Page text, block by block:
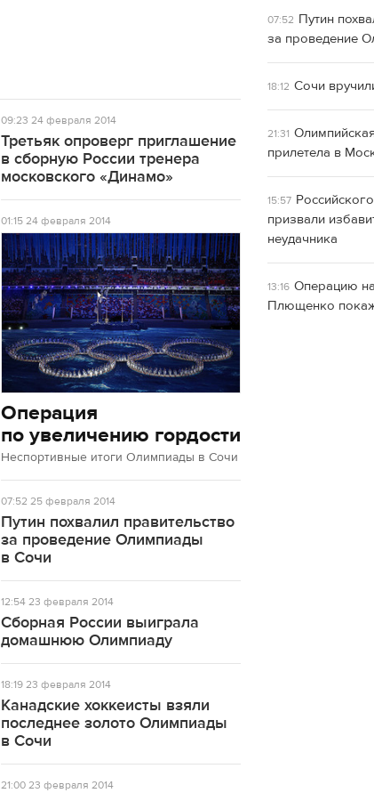
09:23 24 февраля 2014
Третьяк опроверг приглашение
в сборную России тренера
московского «Динамо»
01:1524 февраля 2014
Операция
по увеличению гордости
Неспортивные итоги Олимпиады в Сочи
07:52 25 февраля 2014
Путин похвалил правительство
за проведение Олимпиады
в Сочи
12:5423 февраля 2014
Сборная России выиграла
домашнюю Олимпиаду
18:1923 февраля 2014
Канадские хоккеисты взяли
последнее золото Олимпиады
в Сочи
21:0023 февраля 2014
07:52 Путин
за проведение
18:12 Сочи
21:31
прилетела в
15:57
призвали
неудачника
13:16 Операцию
Плющенко